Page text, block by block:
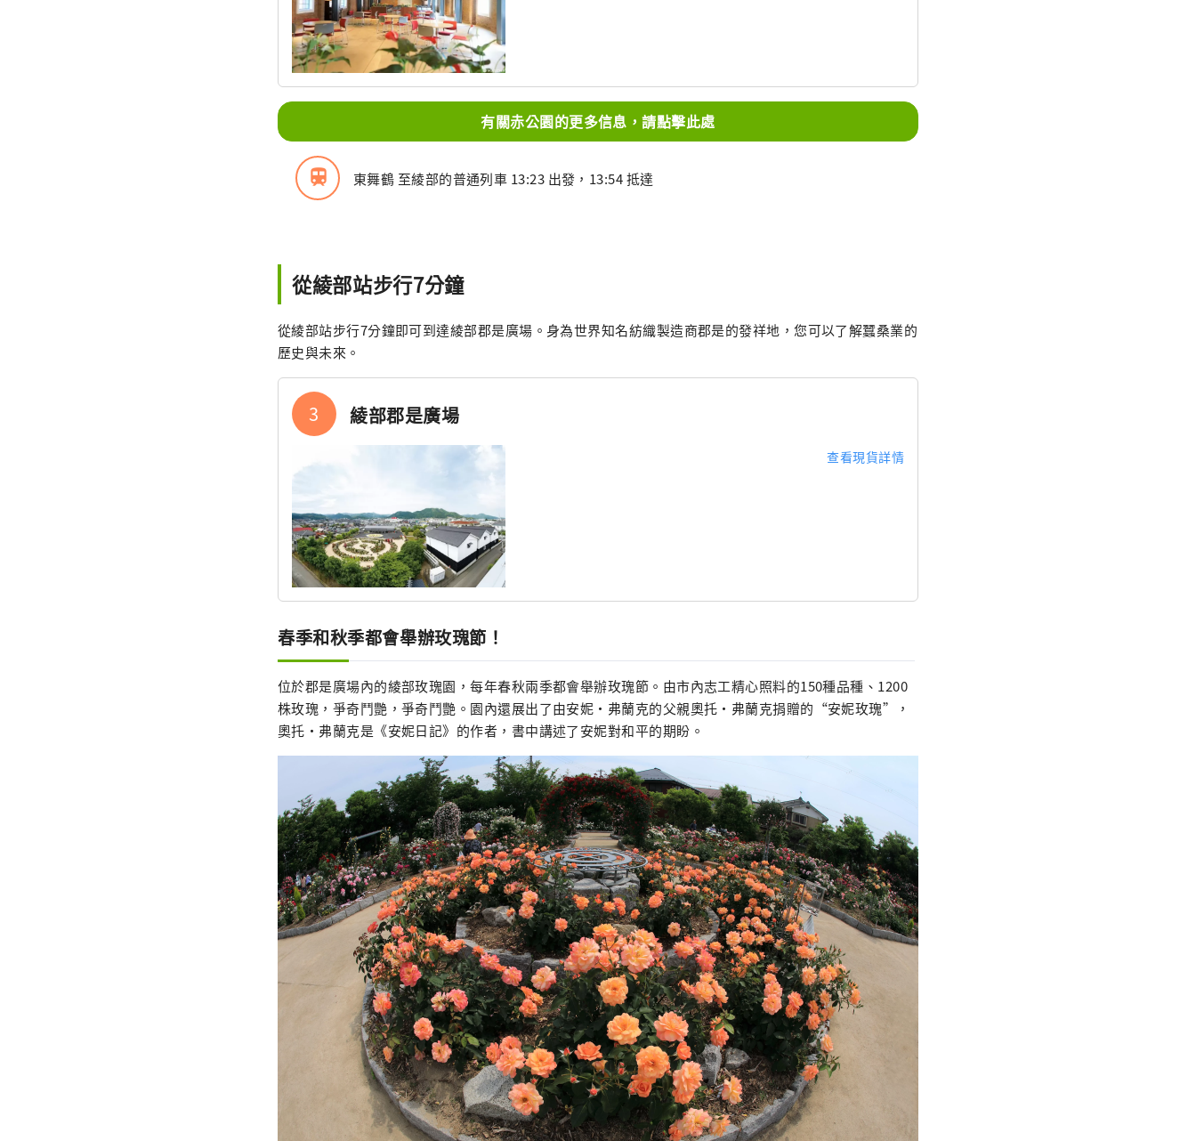
有關赤公園的更多信息，請點擊此處
train 東舞鶴 至綾部的普通列車 13:23 出發，13:54 抵達
從綾部站步行7分鐘
從綾部站步行7分鐘即可到達綾部郡是廣場。身為世界知名紡織製造商郡是的發祥地，您可以了解蠶桑業的
歷史與未來。
3 綾部​​郡是廣場
查看現貨詳情
春季和秋季都會舉辦玫瑰節！
位於郡是廣場內的綾部玫瑰園，每年春秋兩季都會舉辦玫瑰節。由市內志工精心照料的150種品種、1200
株玫瑰，爭奇鬥艷，爭奇鬥艷。園內還展出了由安妮·弗蘭克的父親奧托·弗蘭克捐贈的“安妮玫瑰”，
奧托·弗蘭克是《安妮日記》的作者，書中講述了安妮對和平的期盼。